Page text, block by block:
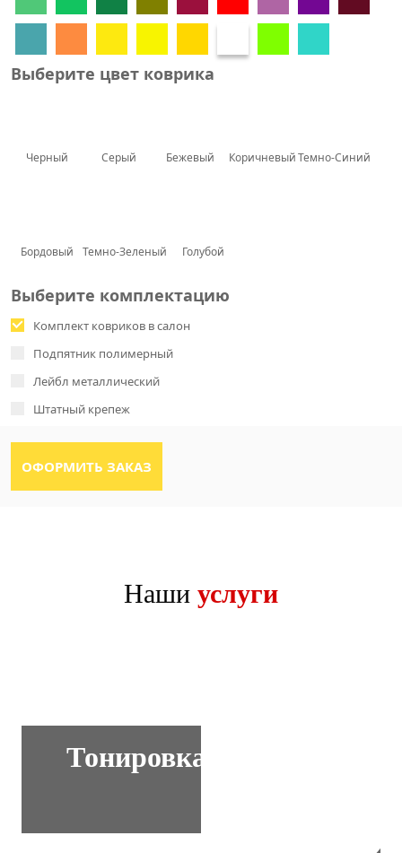
Выберите цвет коврика
Черный Серый Бежевый КоричневыйТемно-Синий
Бордовый Темно-Зеленый Голубой
Выберите комплектацию
Комплект ковриков в салон
Подпятник полимерный
Лейбл металлический
Штатный крепеж
Наши услуги
Тонировка